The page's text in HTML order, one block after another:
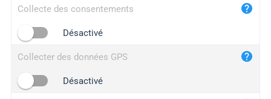
yip.su
iplogger.info
Collecte des consentements
Désactivé
Collecter des données GPS
Désactivé